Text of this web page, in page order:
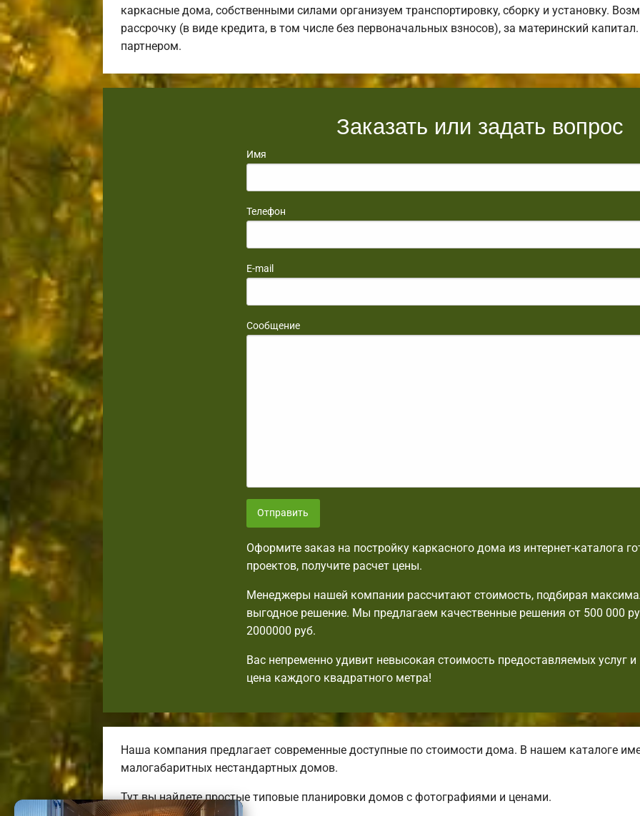
каркасные дома, собственными силами организуем транспортировку, сборку и установку.
рассрочку (в виде кредита, в том числе без первоначальных взносов), за материнский
партнером.
Заказать или задать вопрос
Имя
Телефон
E-mail
Сообщение
Отправить
Оформите заказ на постройку каркасного дома из интернет-каталога
проектов, получите расчет цены.
Менеджеры нашей компании рассчитают стоимость, подбирая
выгодное решение. Мы предлагаем качественные решения от 500 000
2000000 руб.
Вас непременно удивит невысокая стоимость предоставляемых услуг и
цена каждого квадратного метра!
Наша компания предлагает современные доступные по стоимости дома. В нашем каталоге
малогабаритных нестандартных домов.
Тут вы найдете простые типовые планировки домов с фотографиями и ценами.